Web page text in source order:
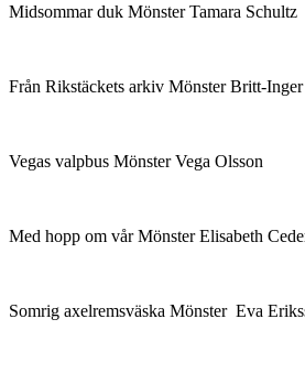
Midsommar duk Mönster Tamara Schultz
Från Rikstäckets arkiv Mönster Britt-
Vegas valpbus Mönster Vega Olsson
Med hopp om vår Mönster Elisabeth
Somrig axelremsväska Mönster Eva